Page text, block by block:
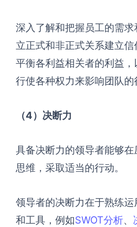
深入了解和把握员工的需
立正式和非正式关系建立信
平衡各利益相关者的利益
行使各种权力来影响团队的
（4）决断力
具备决断力的领导者能够
思维，采取适当的行动。
领导者的决断力在于熟练
和工具，例如SWOT分析、